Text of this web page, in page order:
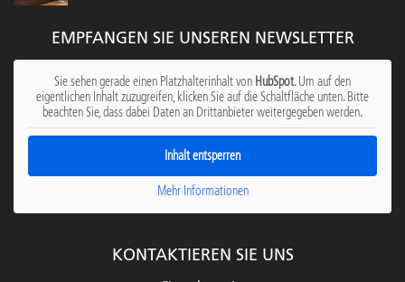
EMPFANGEN SIE UNSEREN NEWSLETTER
Sie sehen gerade einen Platzhalterinhalt von HubSpot. Um auf den
eigentlichen Inhalt zuzugreifen, klicken Sie auf die Schaltfläche unten. Bitte
beachten Sie, dass dabei Daten an Drittanbieter weitergegeben werden.
Inhalt entsperren
Mehr Informationen
KONTAKTIEREN SIE UNS